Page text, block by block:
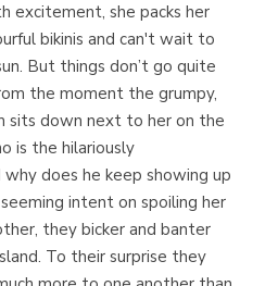
Proteo
(Málaga)
excitement, she packs her
bikinis and can't wait to
But things don’t go quite
the moment the grumpy,
sits down next to her on the
is the hilariously
why does he keep showing up
intent on spoiling her
they bicker and banter
To their surprise they